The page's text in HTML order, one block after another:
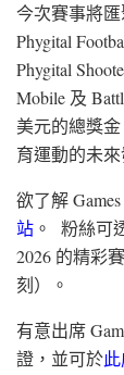
今次賽事將
Phygital
Phygital
Mobile 及
美元的總獎
育運動的未來
欲了解
站 。 粉絲可
2026 的精彩
刻）。
有意出席
證，並可於